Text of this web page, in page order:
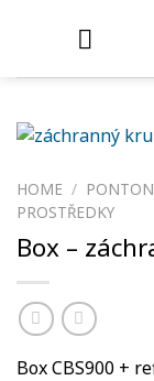
HOME /
PROSTŘEDKY
Box –
Box CBS900 +